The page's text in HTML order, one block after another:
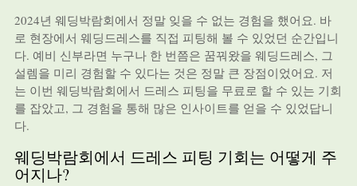
2024년 웨딩박람회에서 정말 잊을 수 없는 경험을 했어요. 바
로 현장에서 웨딩드레스를 직접 피팅해 볼 수 있었던 순간입니
다. 예비 신부라면 누구나 한 번쯤은 꿈꿔왔을 웨딩드레스, 그
설렘을 미리 경험할 수 있다는 것은 정말 큰 장점이었어요. 저
는 이번 웨딩박람회에서 드레스 피팅을 무료로 할 수 있는 기회
를 잡았고, 그 경험을 통해 많은 인사이트를 얻을 수 있었답니
다.
웨딩박람회에서 드레스 피팅 기회는 어떻게 주
어지나?